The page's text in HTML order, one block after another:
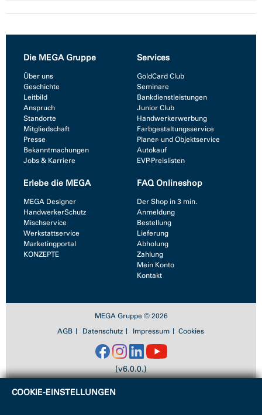
Die MEGA Gruppe
Über uns
Geschichte
Leitbild
Anspruch
Standorte
Mitgliedschaft
Presse
Bekanntmachungen
Jobs & Karriere
Services
GoldCard Club
Seminare
Bankdienstleistungen
Junior Club
Handwerkerwerbung
Farbgestaltungsservice
Planer- und Objektservice
Autokauf
EVP-Preislisten
Erlebe die MEGA
MEGA Designer
HandwerkerSchutz
Mischservice
Werkstattservice
Marketingportal
KONZEPTE
FAQ Onlineshop
Der Shop in 3 min.
Anmeldung
Bestellung
Lieferung
Abholung
Zahlung
Mein Konto
Kontakt
MEGA Gruppe © 2026
AGB
Datenschutz Impressum Cookies
(v6.0.0.)
COOKIE-EINSTELLUNGEN